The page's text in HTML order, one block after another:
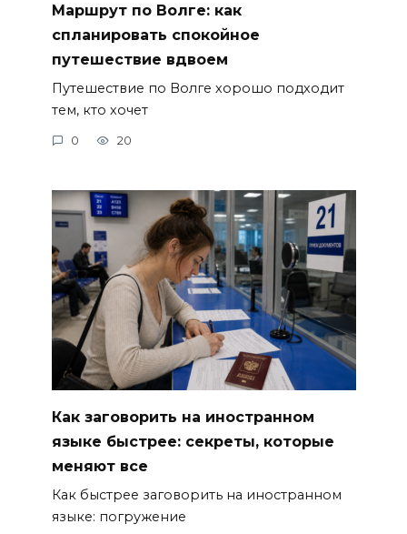
Маршрут по Волге: как
спланировать спокойное
путешествие вдвоем
Путешествие по Волге хорошо подходит
тем, кто хочет
0 20
Как заговорить на иностранном
языке быстрее: секреты, которые
меняют все
Как быстрее заговорить на иностранном
языке: погружение